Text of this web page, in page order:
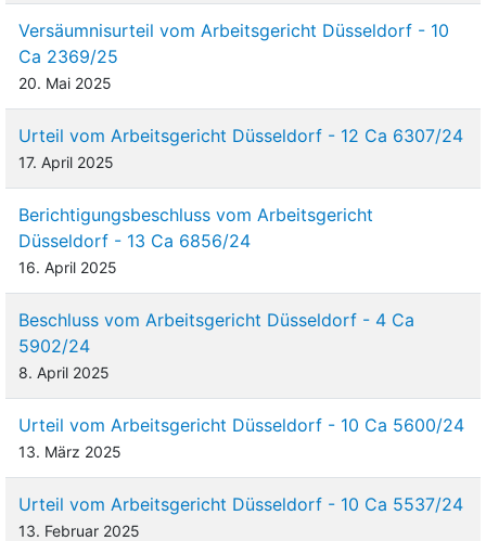
Versäumnisurteil vom Arbeitsgericht Düsseldorf - 10
Ca 2369/25
20. Mai 2025
Urteil vom Arbeitsgericht Düsseldorf - 12 Ca 6307/24
17. April 2025
Berichtigungsbeschluss vom Arbeitsgericht
Düsseldorf - 13 Ca 6856/24
16. April 2025
Beschluss vom Arbeitsgericht Düsseldorf - 4 Ca
5902/24
8. April 2025
Urteil vom Arbeitsgericht Düsseldorf - 10 Ca 5600/24
13. März 2025
Urteil vom Arbeitsgericht Düsseldorf - 10 Ca 5537/24
13. Februar 2025